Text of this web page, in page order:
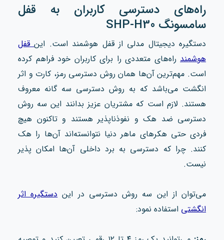
راه‌های دسترسی کاربران به قفل
سامسونگ SHP-H30
دستگیره دیجیتال مدلی از قفل هوشمند است. اینقفل
هوشمند راه‌های متعددی را برای کاربران خود فراهم کرده
است. مهم‌ترین آن‌ها همان روش دسترسی رمز، کارت و اثر
انگشت می‌باشد که به روش دسترسی سه‌ گانه معروف
هستند. لازم است که مشتریان عزیز بدانند این سه روش
دسترسی ضد هک و نفوذناپذیر هستند و تاکنون هیچ
فردی حتی هکرهای ماهر دنیا نتوانسته‌اند آن‌ها را هک
کنند. چرا که دسترسی به برد داخلی آن‌ها امکان‌ پذیر
نیست.
می‌توان از این سه روش دسترسی در ایندستگیره اثر
انگشتی استفاده نمود: